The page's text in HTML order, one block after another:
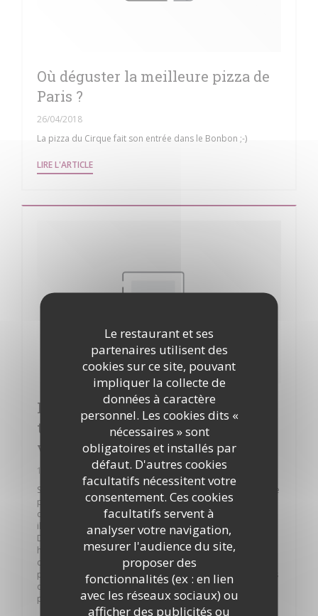
Le restaurant et ses
partenaires utilisent des
cookies sur ce site, pouvant
impliquer la collecte de
données à caractère
personnel. Les cookies dits «
nécessaires » sont
obligatoires et installés par
défaut. D'autres cookies
facultatifs nécessitent votre
consentement. Ces cookies
facultatifs servent à
analyser votre navigation,
mesurer l'audience du site,
proposer des
fonctionnalités (ex : en lien
avec les réseaux sociaux) ou
afficher des publicités ou
Où déguster la meilleure pizza de
Paris ?
26/04/2018
La pizza du Cirque fait son entrée dans le Bonbon ;-)
LIRE L'ARTICLE((OUVRE UNE NOUVELLE FENÊTRE))
Le Cirque : une cuisine francaise
traditionnelle à déguster sous une
verrière
12/06/2017
Situé au centre de Paris, face à Beaubourg, Le Cirque étonne
par sa configuration. 550m² de salle de restauration sur
deux étages, où il fait bon s’asseoir aux tables circulaires,
illuminées par la verrière située au sommet.
Dans cet ancien hôtel particulier, classé monument
historique, on profite de l’ambiance feutrée et de la cuisine
créative pour retrouver ses amis autour de tapas à
partager. Au menu : tempura de gambas sauce aïoli, travers
de porcs barbecue, ou encore, plus classiques, de belles
planches de charcuterie et fromages.